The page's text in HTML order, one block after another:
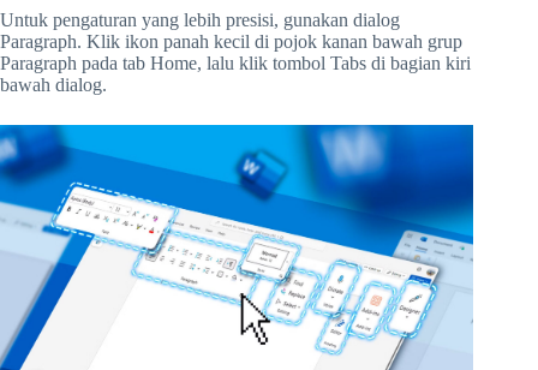
Untuk pengaturan yang lebih presisi, gunakan dialog
Paragraph. Klik ikon panah kecil di pojok kanan bawah grup
Paragraph pada tab Home, lalu klik tombol Tabs di bagian kiri
bawah dialog.